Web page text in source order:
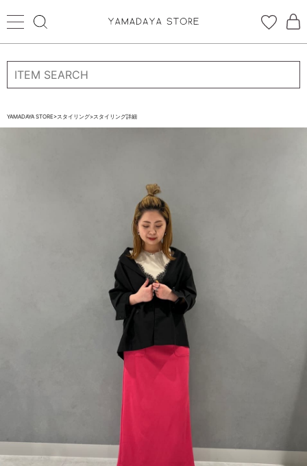
ログイン 新規会員登録
STORE BRAND・LABELから探す
NEWS
YAMADAYA STORE>スタイリング>スタイリング詳細